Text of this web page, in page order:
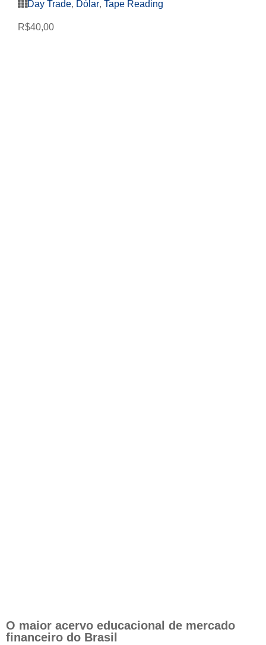
Day Trade, Dólar, Tape Reading
R$40,00
O maior acervo educacional de mercado
financeiro do Brasil